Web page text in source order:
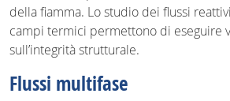
della fiamma. Lo studio dei flussi
campi termici permettono di eseguire
sull’integrità strutturale.
Flussi multifase